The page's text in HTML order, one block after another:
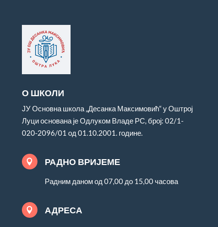
О ШКОЛИ
ЈУ Основна школа „Десанка Максимовић“ у Оштрој
Луци основана је Одлуком Владе РС, број: 02/1-
020-2096/01 од 01.10.2001. године.
 РАДНО ВРИЈЕМЕ
Радним даном од 07,00 до 15,00 часова
 АДРЕСА